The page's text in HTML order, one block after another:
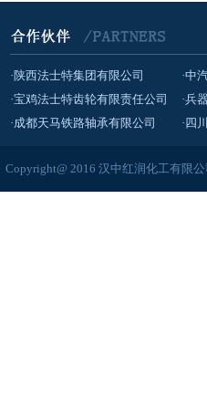
·陕西法士特集团有限公司
·宝鸡法士特齿轮有限责任公司
·成都天马铁路轴承有限公司
·中
·兵
·四
Copyright@ 2016 汉中红润化工有限